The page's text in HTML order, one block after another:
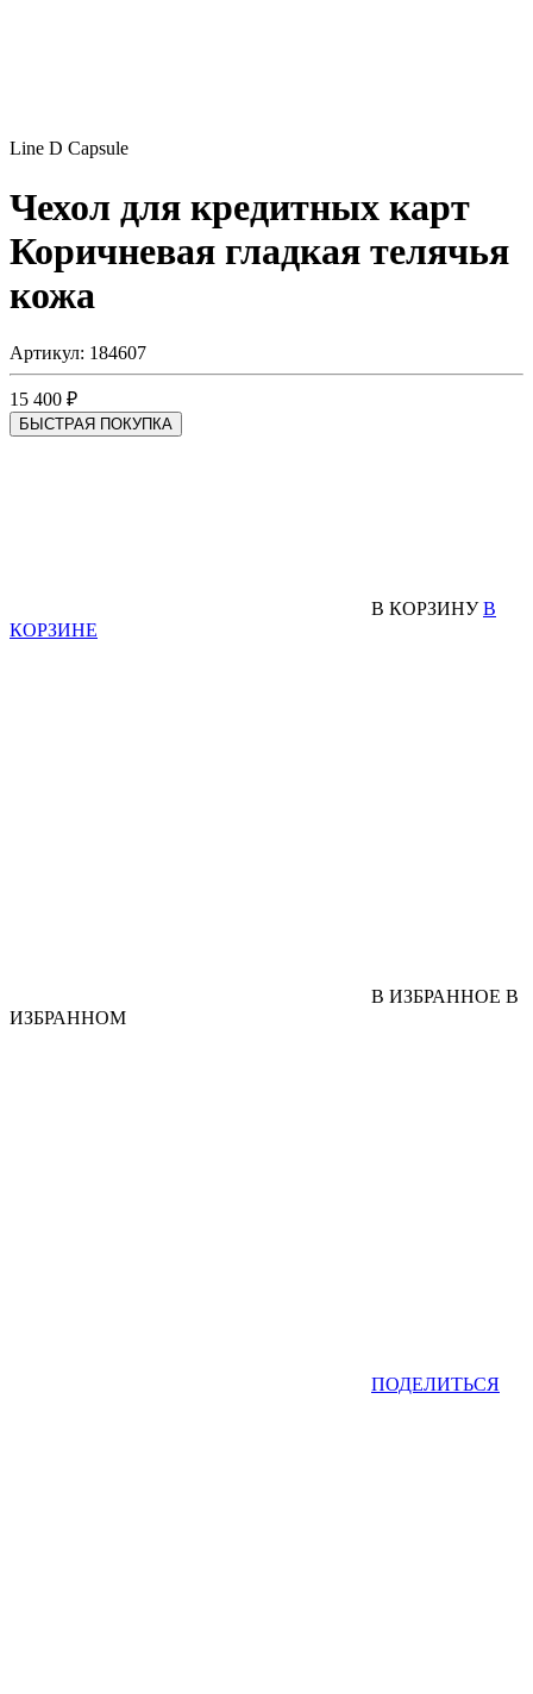
Line D Capsule
Чехол для кредитных карт
Коричневая гладкая телячья
кожа
Артикул: 184607
15 400 ₽
БЫСТРАЯ ПОКУПКА
В КОРЗИНУ В
КОРЗИНЕ
В ИЗБРАННОЕ В
ИЗБРАННОМ
ПОДЕЛИТЬСЯ